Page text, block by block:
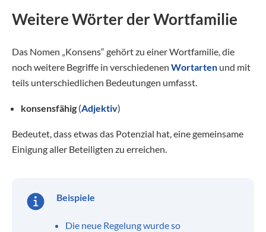
Weitere Wörter der Wortfamilie
Das Nomen „Konsens“ gehört zu einer Wortfamilie, die
noch weitere Begriffe in verschiedenen Wortarten und mit
teils unterschiedlichen Bedeutungen umfasst.
konsensfähig (Adjektiv)
Bedeutet, dass etwas das Potenzial hat, eine gemeinsame
Einigung aller Beteiligten zu erreichen.
Beispiele
Die neue Regelung wurde so